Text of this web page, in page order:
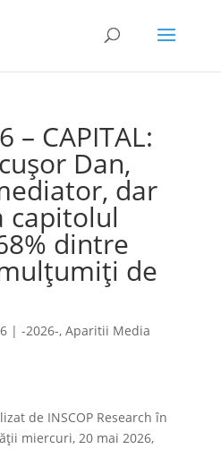
– CAPITAL:
Dan,
dar
capitolul
dintre
de
| -2026-, Aparitii Media
de INSCOP Research în
miercuri, 20 mai 2026,